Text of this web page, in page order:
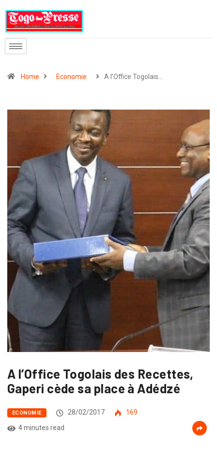
Home Economie A l’Office Togolais…
A l’Office Togolais des Recettes,
Gaperi cède sa place à Adédzé
ECONOMIE 28/02/2017
169
4 minutes read